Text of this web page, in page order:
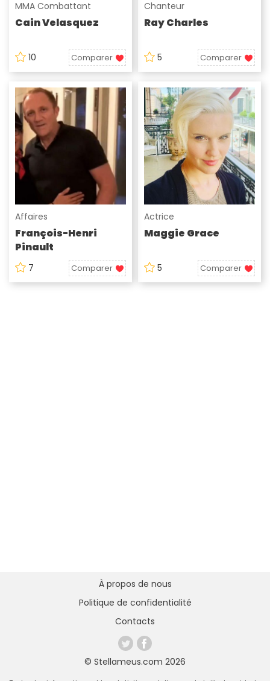
MMA Combattant
Cain Velasquez
10 Comparer
Chanteur
Ray Charles
5 Comparer
Affaires
François-Henri
Pinault
7 Comparer
Actrice
Maggie Grace
5 Comparer
© Stellameus.com 2026
À propos de nous
Politique de confidentialité
Contacts